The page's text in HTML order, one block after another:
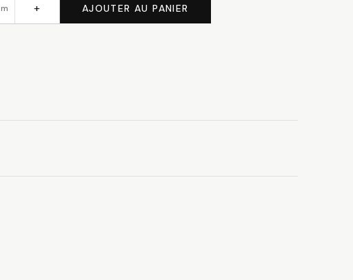
m + AJOUTER AU PANIER